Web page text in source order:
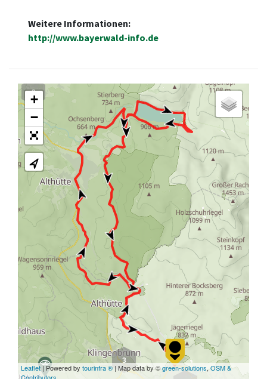
Weitere Informationen:
http://www.bayerwald-info.de
3
3
+
−
Leaflet| Powered by tourinfra ® | Map data by ©green-solutions,OSM &